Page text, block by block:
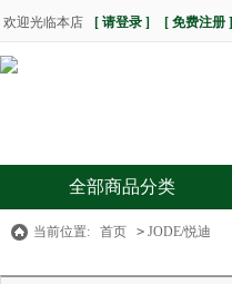
欢迎光临本店 [ 请登录 ] [ 免费注册 ]
全部商品分类
当前位置: 首页 > JODE/悦迪